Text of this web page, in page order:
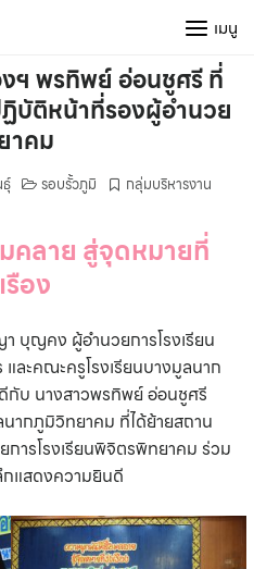
เมนู
ฯ พรทิพย์ อ่อนชูศรี ที่
บัติหน้าที่รองผู้อำนวย
าคม
รอบรั้วภูมิ
กลุ่มบริหารงาน
คลาย สู่จุดหมายที่
รือง
ญคง ผู้อำนวยการโรงเรียน
ะคณะครูโรงเรียนบางมูลนาก
บ นางสาวพรทิพย์ อ่อนชูศรี
นากภูมิวิทยาคม ที่ได้ย้ายสถาน
ารโรงเรียนพิจิตรพิทยาคม ร่วม
กแสดงความยินดี